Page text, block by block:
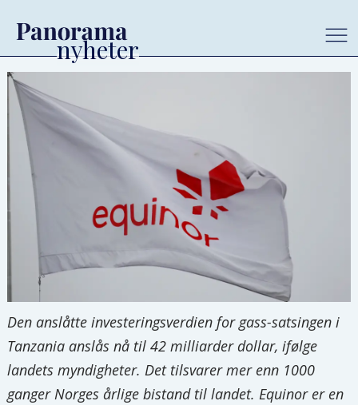
Den anslåtte investeringsverdien for gass-satsingen i
Tanzania anslås nå til 42 milliarder dollar, ifølge
landets myndigheter. Det tilsvarer mer enn 1000
ganger Norges årlige bistand til landet. Equinor er en